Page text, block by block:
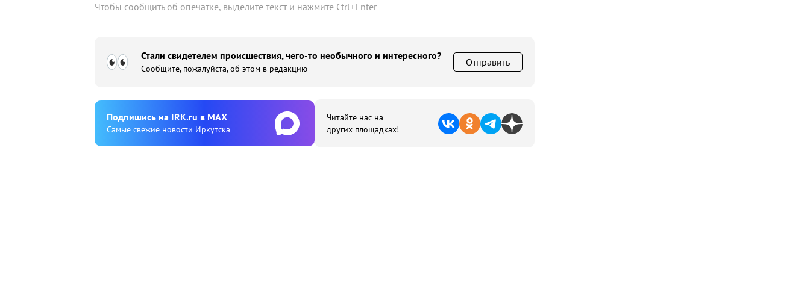
Чтобы сообщить об опечатке, выделите текст и нажмите Ctrl+Enter
Стали свидетелем происшествия, чего-то необычного и интересного?
Сообщите, пожалуйста, об этом в редакцию
Отправить
Подпишиcь на IRK.ru в MAX
Cамые свежие новости Иркутска
Читайте нас на
других площадках!